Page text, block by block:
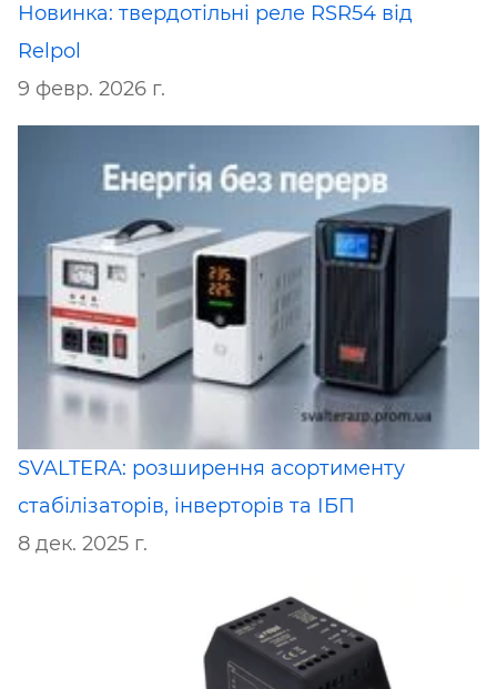
Новинка: твердотільні реле RSR54 від
Relpol
9 февр. 2026 г.
SVALTERA: розширення асортименту
стабілізаторів, інверторів та ІБП
8 дек. 2025 г.